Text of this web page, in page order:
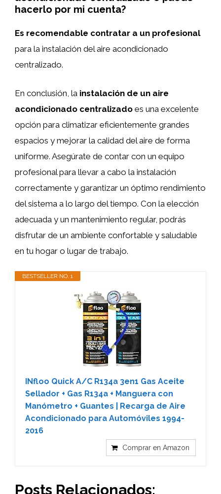
hacerlo por mi cuenta?
Es recomendable contratar a un profesional
para la instalación del aire acondicionado
centralizado.
En conclusión, la instalación de un aire
acondicionado centralizado es una excelente
opción para climatizar eficientemente grandes
espacios y mejorar la calidad del aire de forma
uniforme. Asegúrate de contar con un equipo
profesional para llevar a cabo la instalación
correctamente y garantizar un óptimo rendimiento
del sistema a lo largo del tiempo. Con la elección
adecuada y un mantenimiento regular, podrás
disfrutar de un ambiente confortable y saludable
en tu hogar o lugar de trabajo.
BESTSELLER NO. 1
INfloo Quick A/C R134a 3en1 Gas Aceite
Sellador + Gas R134a + Manguera con
Manómetro + Guantes | Recarga de Aire
Acondicionado para Automóviles 1994-
2016
Comprar en Amazon
Posts Relacionados: